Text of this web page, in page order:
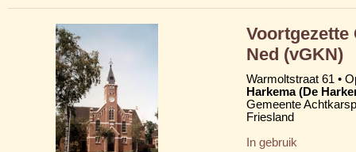
Ned (vGKN)
Warmoltstraat 61 •
Harkema (De
Gemeente
Friesland
In gebruik